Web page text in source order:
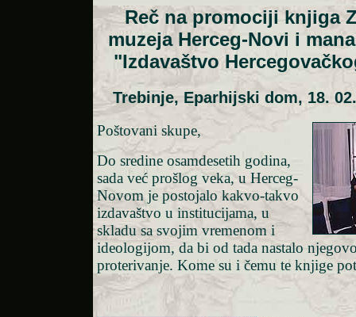
Reč na promociji knjiga
muzeja Herceg-Novi i
"Izdavaštvo
Trebinje, Eparhijski dom, 18.
Poštovani skupe,
Do sredine osamdesetih godina,
sada već prošlog veka, u Herceg-
Novom je postojalo kakvo-takvo
izdavaštvo u institucijama, u
skladu sa svojim vremenom i
ideologijom, da bi od tada nastalo
proterivanje. Kome su i čemu te knjige